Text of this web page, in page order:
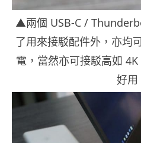
▲兩個 USB-C /
了用來接駁配件外，亦均
電，當然亦可接駁高如
好用